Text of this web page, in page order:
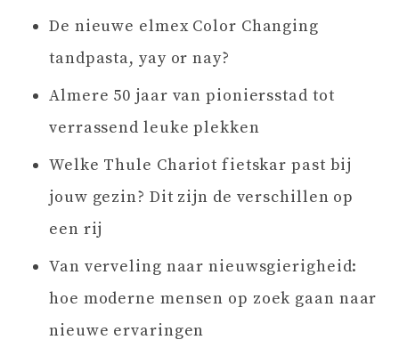
De nieuwe elmex Color Changing
tandpasta, yay or nay?
Almere 50 jaar van pioniersstad tot
verrassend leuke plekken
Welke Thule Chariot fietskar past bij
jouw gezin? Dit zijn de verschillen op
een rij
Van verveling naar nieuwsgierigheid:
hoe moderne mensen op zoek gaan naar
nieuwe ervaringen